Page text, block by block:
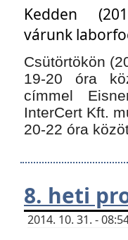
Kedden
várunk
Csütörtökön
19-20 óra
címmel
InterCert Kft.
20-22 óra
8. heti
2014. 10. 31. -